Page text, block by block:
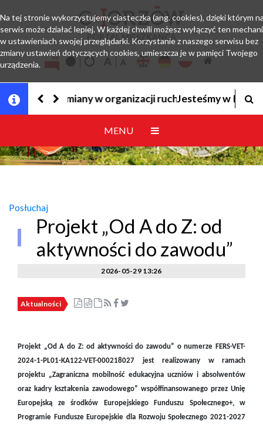
PORTAL MIESZKAŃCA
Jesteśmy w EZD
MENU
Posłuchaj
Projekt „Od A do Z: od
aktywności do zawodu”
2026-05-29 13:26
Aktualności
Projekt „Od A do Z: od aktywności do zawodu” o numerze FERS-VET-
2024-1-PL01-KA122-VET-000218027 jest realizowany w ramach
projektu „Zagraniczna mobilność edukacyjna uczniów i absolwentów
oraz kadry kształcenia zawodowego” współfinansowanego przez Unię
Europejską ze środków Europejskiego Funduszu Społecznego+, w
Programie Fundusze Europejskie dla Rozwoju Społecznego 2021-2027
Na tej stronie wykorzystujemy ciasteczka (ang. cookies), dzięki którym
serwis może działać lepiej. W każdej chwili możesz wyłączyć ten
w ustawieniach swojej przeglądarki. Korzystanie z naszego serwisu bez
zmiany ustawień dotyczących cookies, umieszcza je w pamięci Twojego
urządzenia.